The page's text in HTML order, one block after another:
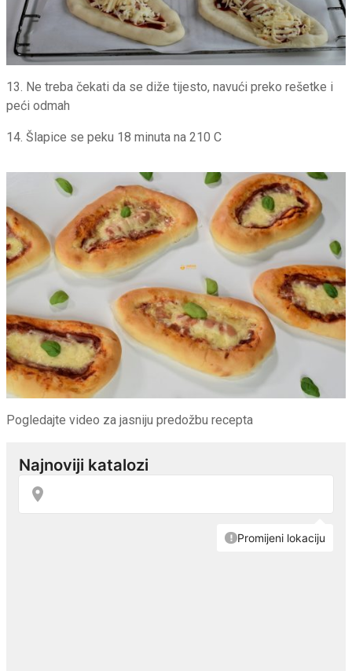
13. Ne treba čekati da se diže tijesto, navući preko rešetke i
peći odmah
14. Šlapice se peku 18 minuta na 210 C
Pogledajte video za jasniju predožbu recepta